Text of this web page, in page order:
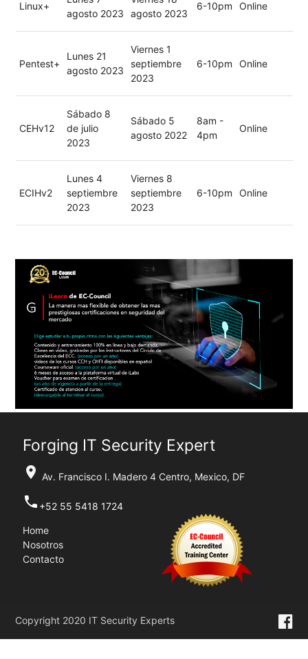
Linux+
agosto 2023
agosto 2023
6-10pm Online
Pentest+
Lunes 21
agosto 2023
Viernes 1
septiembre
2023
6-10pm Online
CEHv12
Sábado 8
de julio
2023
Sábado 5
agosto 2022
8am -
4pm
Online
ECIHv2
Lunes 4
septiembre
2023
Viernes 8
septiembre
2023
6-10pm Online
Forging IT Security Expert
location_on Av. Francisco I. Madero 4 Centro, Mexico, DF
phone +52 55 5418 1724
Home
Nosotros
Contacto
Copyright 2020 IT Security Experts